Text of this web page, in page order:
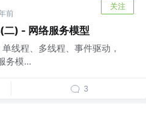
前
关注
) - 网络服务模型
线程、多线程、事件驱动，
务模...
3